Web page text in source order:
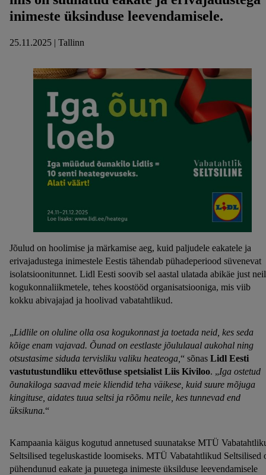
inimeste üksinduse leevendamisele.
25.11.2025 | Tallinn
Jõulud on hoolimise ja märkamise aeg, kuid paljudele eakatele ja
erivajadustega inimestele Eestis tähendab pühadeperiood süvenevat
isolatsioonitunnet. Lidl Eesti soovib sel aastal ulatada abikäe just
kogukonnaliikmetele, tehes koostööd organisatsiooniga, mis viib
kokku abivajajad ja hoolivad vabatahtlikud.
„Lidlile on oluline olla osa kogukonnast ja toetada neid, kes seda
kõige enam vajavad. Õunad on eestlaste jõululaual aukohal ning
otsustasime siduda tervisliku valiku heateoga, “ sõnas Lidl Eesti
vastutustundliku ettevõtluse spetsialist Liis Kiviloo. „Iga ostetud
õunakiloga saavad meie kliendid teha väikese, kuid suure mõjuga
kingituse, aidates tuua seltsi ja rõõmu neile, kes tunnevad end
üksikuna.“
Kampaania käigus kogutud annetused suunatakse MTÜ
Seltsilised tegeluskastide loomiseks. MTÜ Vabatahtlikud Seltsilised
pühendunud eakate ja puuetega inimeste üksilduse leevendamisele